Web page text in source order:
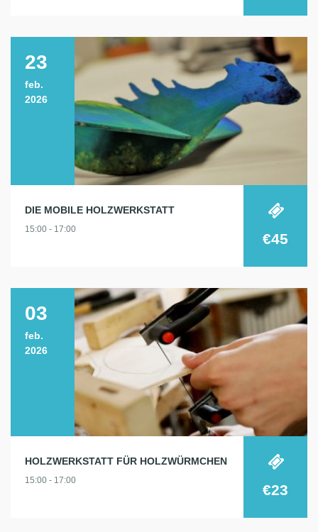
23
feb.
2026
DIE MOBILE HOLZWERKSTATT
15:00 - 17:00
€45
03
feb.
2026
HOLZWERKSTATT FÜR HOLZWÜRMCHEN
15:00 - 17:00
€23